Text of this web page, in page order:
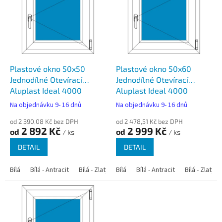
Plastové okno 50x50
Jednodílné Otevírací
Aluplast Ideal 4000
Na objednávku 9- 16 dnů
od 2 390,08 Kč bez DPH
od 2 892 Kč / ks
DETAIL
Bílá Bílá - Antracit Bílá - Zlatý dub Bílá - Tmavý dub Bílá -
Plastové okno 50x60
Jednodílné Otevírací
Aluplast Ideal 4000
Na objednávku 9- 16 dnů
od 2 478,51 Kč bez DPH
od 2 999 Kč / ks
DETAIL
Bílá Bílá - Antracit Bílá - Zlatý